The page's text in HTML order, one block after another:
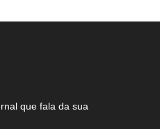
que fala da sua